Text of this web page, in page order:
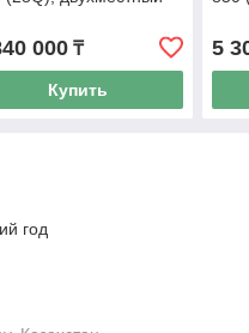
000₸
Купить
5
год